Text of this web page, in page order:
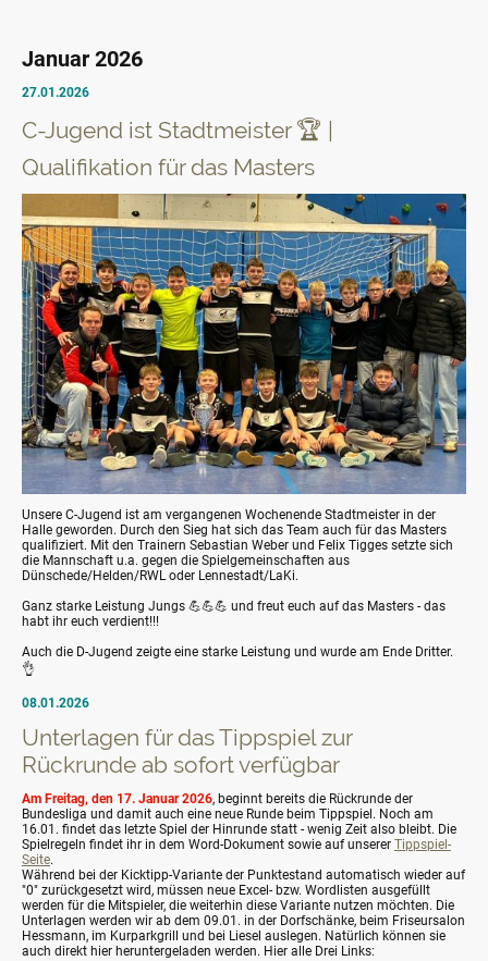
Januar 2026
27.01.2026
C-Jugend ist Stadtmeister 🏆 |
Qualifikation für das Masters
Unsere C-Jugend ist am vergangenen Wochenende Stadtmeister in der
Halle geworden. Durch den Sieg hat sich das Team auch für das Masters
qualifiziert. Mit den Trainern Sebastian Weber und Felix Tigges setzte sich
die Mannschaft u.a. gegen die Spielgemeinschaften aus
Dünschede/Helden/RWL oder Lennestadt/LaKi.
Ganz starke Leistung Jungs 💪💪💪 und freut euch auf das Masters - das
habt ihr euch verdient!!!
Auch die D-Jugend zeigte eine starke Leistung und wurde am Ende Dritter.
👌
08.01.2026
Unterlagen für das Tippspiel zur
Rückrunde ab sofort verfügbar
Am Freitag, den 17. Januar 2026, beginnt bereits die Rückrunde der
Bundesliga und damit auch eine neue Runde beim Tippspiel. Noch am
16.01. findet das letzte Spiel der Hinrunde statt - wenig Zeit also bleibt. Die
Spielregeln findet ihr in dem Word-Dokument sowie auf unserer Tippspiel-
Seite.
Während bei der Kicktipp-Variante der Punktestand automatisch wieder auf
"0" zurückgesetzt wird, müssen neue Excel- bzw. Wordlisten ausgefüllt
werden für die Mitspieler, die weiterhin diese Variante nutzen möchten. Die
Unterlagen werden wir ab dem 09.01. in der Dorfschänke, beim Friseursalon
Hessmann, im Kurparkgrill und bei Liesel auslegen. Natürlich können sie
auch direkt hier heruntergeladen werden. Hier alle Drei Links: